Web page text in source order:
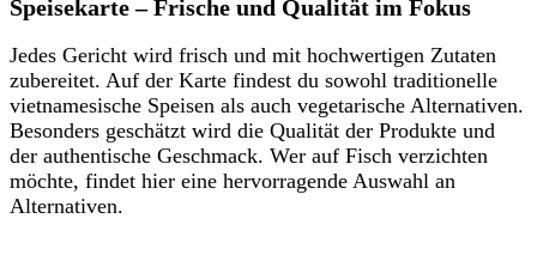
Speisekarte – Frische und Qualität im Fokus
Jedes Gericht wird frisch und mit hochwertigen Zutaten
zubereitet. Auf der Karte findest du sowohl traditionelle
vietnamesische Speisen als auch vegetarische Alternativen.
Besonders geschätzt wird die Qualität der Produkte und
der authentische Geschmack. Wer auf Fisch verzichten
möchte, findet hier eine hervorragende Auswahl an
Alternativen.